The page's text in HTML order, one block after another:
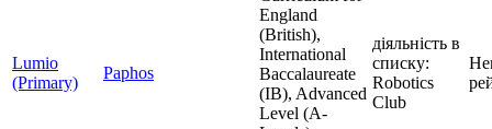
Lumio
(Primary)
Paphos
England
(British),
International
Baccalaureate
(IB), Advanced
Level (A-
діяльність в
списку:
Robotics
Club